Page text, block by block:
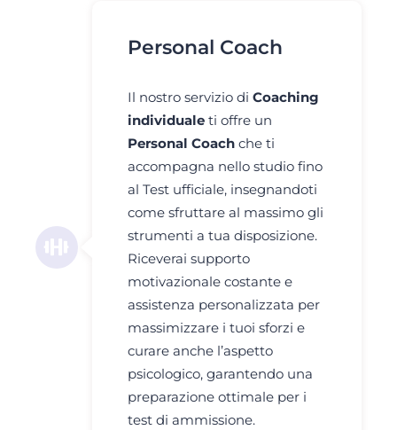
Personal Coach
Il nostro servizio di Coaching
individuale ti offre un
Personal Coach che ti
accompagna nello studio fino
al Test ufficiale, insegnandoti
come sfruttare al massimo gli
strumenti a tua disposizione.
Riceverai supporto
motivazionale costante e
assistenza personalizzata per
massimizzare i tuoi sforzi e
curare anche l’aspetto
psicologico, garantendo una
preparazione ottimale per i
test di ammissione.